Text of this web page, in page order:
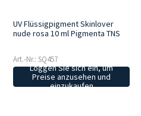
UV Flüssigpigment Skinlover
nude rosa 10 ml Pigmenta TNS
Art.-Nr.: SQ457
Loggen Sie sich ein, um
Preise anzusehen und
einzukaufen